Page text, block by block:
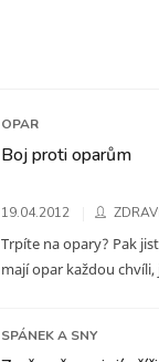
OPAR
Boj proti oparům
19.04.2012
Trpíte na opary? Pak
mají opar každou
SPÁNEK A SNY